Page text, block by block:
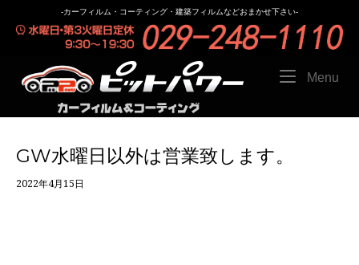
-カーフィルム・コーティング・建築フィルムなどおまかせ下さい-
Menu
GW水曜日以外は営業致します。
2022年4月15日